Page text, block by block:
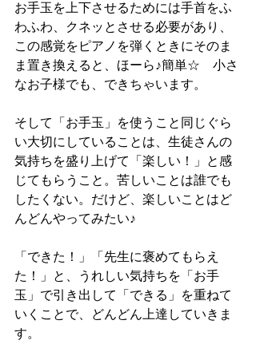
お手玉を上下させるためには手首をふ
わふわ、クネッとさせる必要があり、
この感覚をピアノを弾くときにそのま
ま置き換えると、ほーら♪簡単☆　小さ
なお子様でも、できちゃいます。
そして「お手玉」を使うこと同じぐら
い大切にしていることは、生徒さんの
気持ちを盛り上げて「楽しい！」と感
じてもらうこと。苦しいことは誰でも
したくない。だけど、楽しいことはど
んどんやってみたい♪
「できた！」「先生に褒めてもらえ
た！」と、うれしい気持ちを「お手
玉」で引き出して「できる」を重ねて
いくことで、どんどん上達していきま
す。